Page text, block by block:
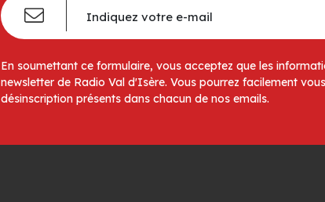
En soumettant ce formulaire, vous acceptez que les
newsletter de Radio Val d'Isère. Vous pourrez facilement
désinscription présents dans chacun de nos emails.